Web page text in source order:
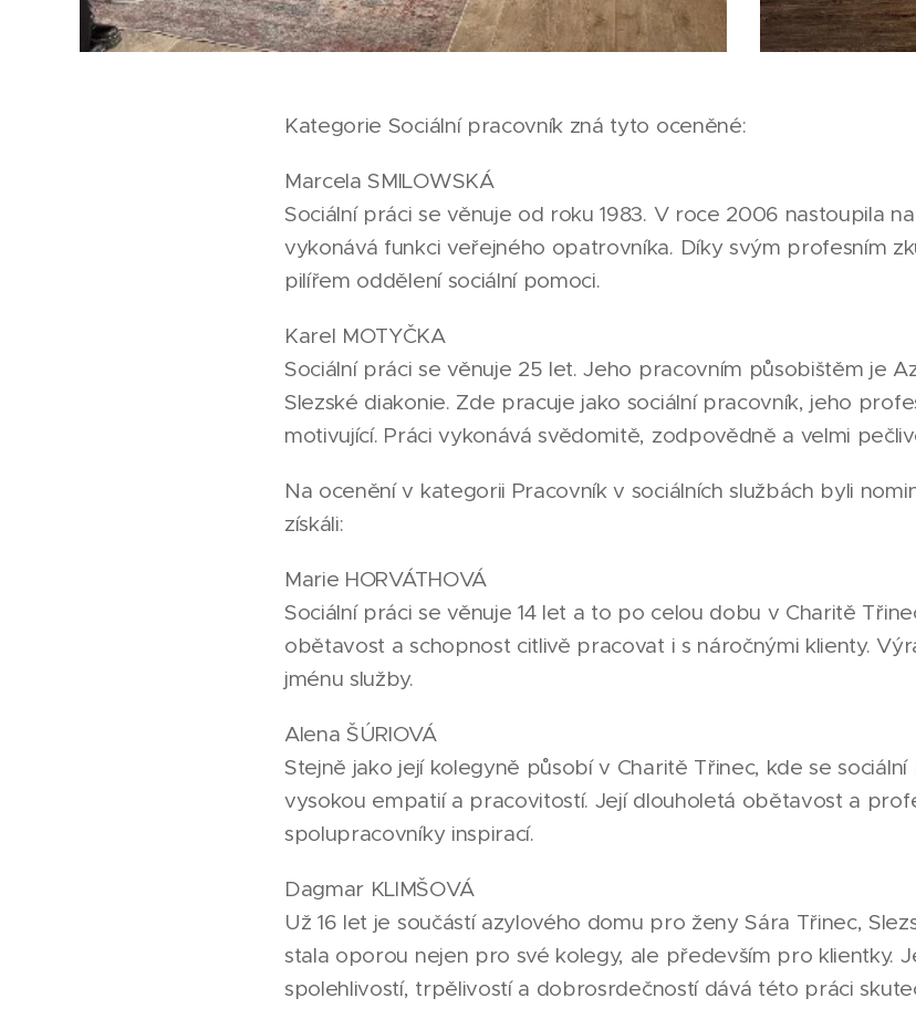
Kategorie Sociální pracovník zná tyto oceněné:
Marcela SMILOWSKÁ
Sociální práci se věnuje od roku 1983. V roce 2006 nastoupila
vykonává funkci veřejného opatrovníka. Díky svým profesním
pilířem oddělení sociální pomoci.
Karel MOTYČKA
Sociální práci se věnuje 25 let. Jeho pracovním působištěm je
Slezské diakonie. Zde pracuje jako sociální pracovník, jeho
motivující. Práci vykonává svědomitě, zodpovědně a velmi
Na ocenění v kategorii Pracovník v sociálních službách byli
získáli:
Marie HORVÁTHOVÁ
Sociální práci se věnuje 14 let a to po celou dobu v Charitě
obětavost a schopnost citlivě pracovat i s náročnými klienty.
jménu služby.
Alena ŠÚRIOVÁ
Stejně jako její kolegyně působí v Charitě Třinec, kde se sociální
vysokou empatií a pracovitostí. Její dlouholetá obětavost a
spolupracovníky inspirací.
Dagmar KLIMŠOVÁ
Už 16 let je součástí azylového domu pro ženy Sára Třinec,
stala oporou nejen pro své kolegy, ale především pro klientky.
spolehlivostí, trpělivostí a dobrosrdečností dává této práci